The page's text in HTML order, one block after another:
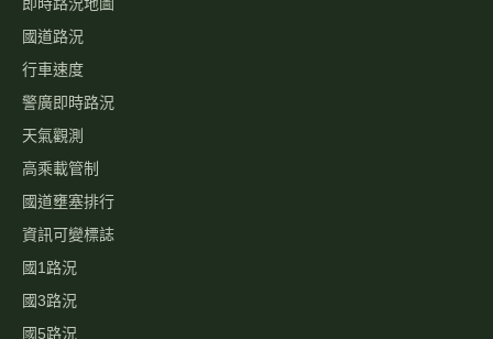
國道路況
行車速度
警廣即時路況
天氣觀測
高乘載管制
國道壅塞排行
資訊可變標誌
國1路況
國3路況
國5路況